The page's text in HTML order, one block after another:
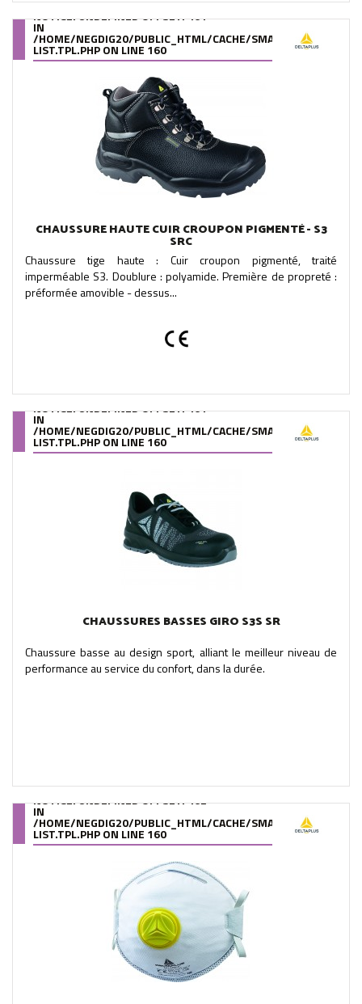
NOTICE: UNDEFINED OFFSET: 461
IN
/HOME/NEGDIG20/PUBLIC_HTML/CACHE/SMARTY/
LIST.TPL.PHPON LINE 160
CHAUSSURE HAUTE CUIR CROUPON PIGMENTÉ - S3
SRC
Chaussure tige haute : Cuir croupon pigmenté, traité
imperméable S3. Doublure : polyamide. Première de propreté :
préformée amovible - dessus...
NOTICE: UNDEFINED OFFSET: 461
IN
/HOME/NEGDIG20/PUBLIC_HTML/CACHE/SMARTY/
LIST.TPL.PHPON LINE 160
CHAUSSURES BASSES GIRO S3S SR
Chaussure basse au design sport, alliant le meilleur niveau de
performance au service du confort, dans la durée.
NOTICE: UNDEFINED OFFSET: 462
IN
/HOME/NEGDIG20/PUBLIC_HTML/CACHE/SMARTY/
LIST.TPL.PHPON LINE 160